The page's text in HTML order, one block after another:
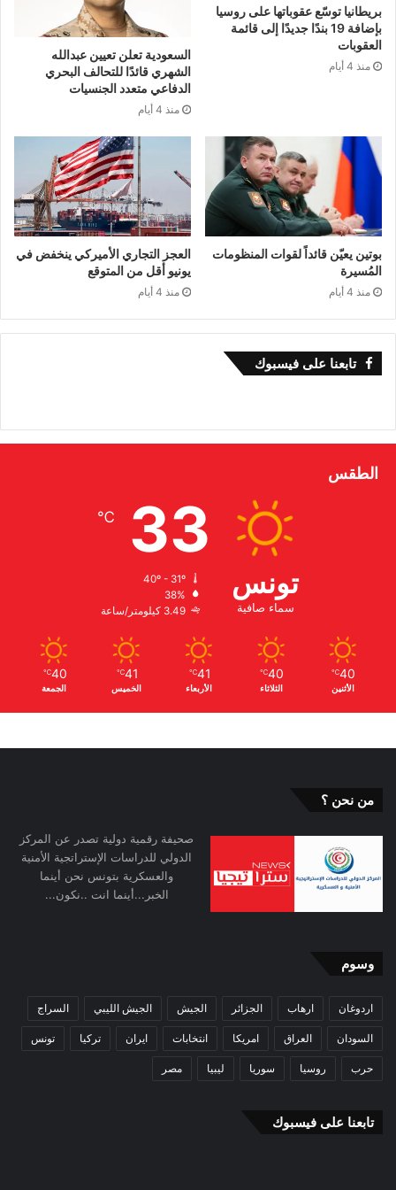
لا تنسوا الاشتراك في القناة وتفعيل الجرس لمتابعة
أحدث الندوات والتحليلات الجيوسياسية والدراسات
الاستراتيجية.
#إيران
#العلاقات_الدولية #الشرق_الأوسط #تحليل_سياسي
#تونس
#الدراسات_الاستراتيجية
بريطانيا توسّع عقوباتها على روسيا
بإضافة 19 بندًا جديدًا إلى قائمة
العقوبات
منذ 4 أيام
السعودية تعلن تعيين عبدالله
الشهري قائدًا للتحالف البحري
الدفاعي متعدد الجنسيات
منذ 4 أيام
بوتين يعيّن قائداً لقوات المنظومات
المُسيرة
منذ 4 أيام
العجز التجاري الأميركي ينخفض في
يونيو أقل من المتوقع
منذ 4 أيام
تابعنا على فيسبوك
الطقس
تونس
سماء صافية
33
℃
38%
3.49 كيلومتر/ساعة
40
℃
الأثنين
40
℃
الثلاثاء
41
℃
الأربعاء
41
℃
الخميس
40
℃
الجمعة
من نحن ؟
صحيفة رقمية دولية تصدر عن المركز
الدولي للدراسات الإستراتجية الأمنية
والعسكرية بتونس نحن أينما
الخبر...أينما انت ..نكون...
وسوم
اردوغان ارهاب الجزائر الجيش الجيش الليبي السراج
السودان العراق امريكا انتخابات ايران تركيا تونس
حرب روسيا سوريا ليبيا مصر
تابعنا على فيسبوك